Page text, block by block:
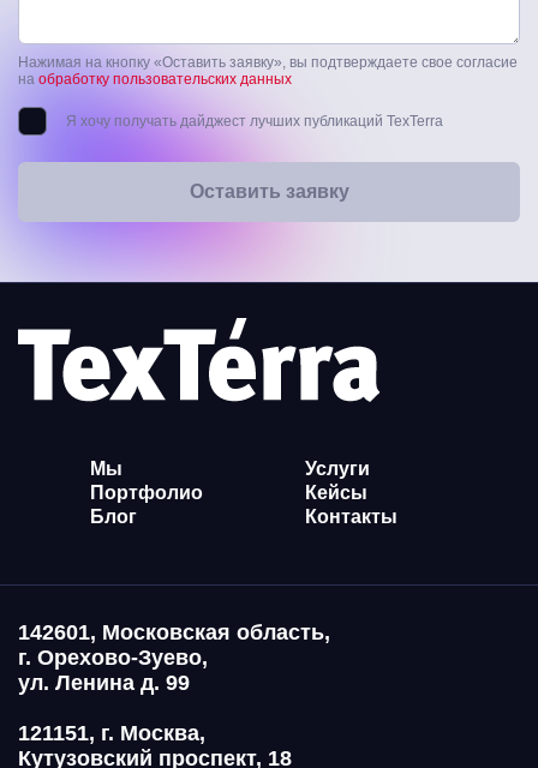
Нажимая на кнопку «Оставить заявку», вы подтверждаете свое согласие
на обработку пользовательских данных
Я хочу получать дайджест лучших публикаций TexTerra
Оставить заявку
Мы
Услуги
Портфолио
Кейсы
Блог
Контакты
142601, Московская область,
г. Орехово-Зуево,
ул. Ленина д. 99
121151, г. Москва,
Кутузовский проспект, 18